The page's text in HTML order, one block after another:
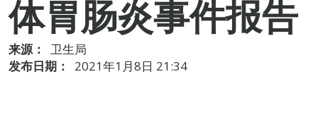
体胃肠炎事件报告
来源：
卫生局
发布日期：
2021年1月8日 21:34